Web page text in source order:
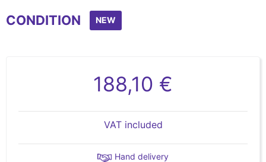
CONDITION NEW
188,10 €
VAT included
Hand delivery